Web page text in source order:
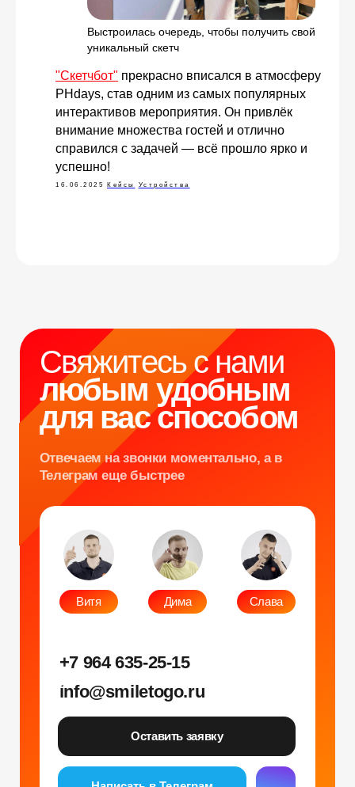
Выстроилась очередь, чтобы получить свой
уникальный скетч
"Скетчбот" прекрасно вписался в атмосферу
PHdays, став одним из самых популярных
интерактивов мероприятия. Он привлёк
внимание множества гостей и отлично
справился с задачей — всё прошло ярко и
успешно!
16.06.2025 Кейсы Устройства
Отвечаем на звонки моментально, а в
Телеграм еще быстрее
Оставить заявку
Свяжитесь с нами
любым удобным
для вас способом
info@smiletogo.ru
Написать в Телеграм
Фото и видео Музыкальные
Уникальные
Фотобудка
Лед фотозона
Холобокс
Фотозеркало
Фотомагниты
Стерео фото
Фруктовый оркестр
Караоке-будка
Кто громче?
Сила крика
Экстрим караоке
Музыкальный джедай
Силомер
Гонки на робошарах
Кнопочный бой
Контакты
Продажа устройств